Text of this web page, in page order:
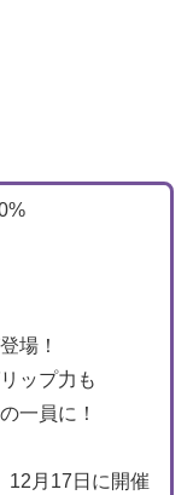
場！
ップ力も
一員に！
12月17日に開催